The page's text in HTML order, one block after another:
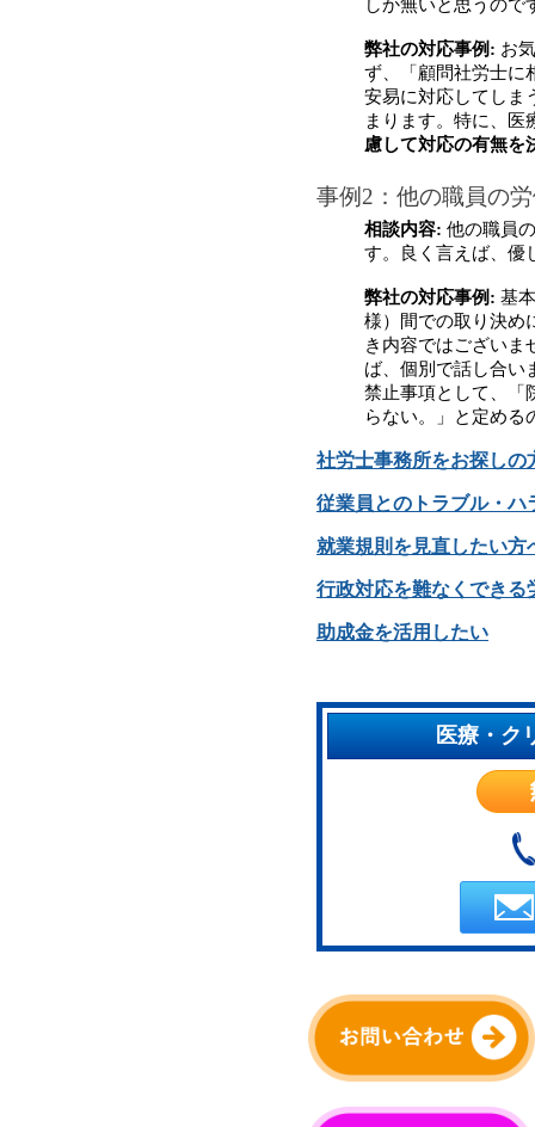
しか無いと思うので
弊社の対応事例: お
ず、「顧問社労士に
安易に対応してしま
まります。特に、医
慮して対応の有無を
事例2：他の職員の
相談内容: 他の職員
す。良く言えば、優
弊社の対応事例: 基
様）間での取り決め
き内容ではございま
ば、個別で話し合い
禁止事項として、「
らない。」と定める
社労士事務所をお探しの
従業員とのトラブル・ハ
就業規則を見直したい方
行政対応を難なくできる
助成金を活用したい
医療・ク